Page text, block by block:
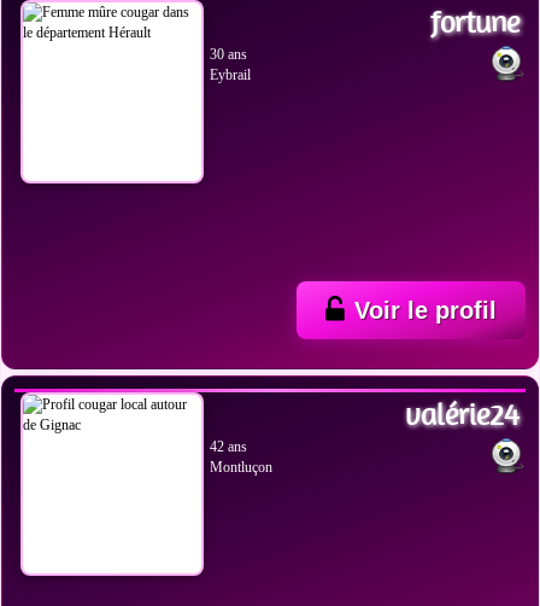
fortune
30 ans
Eybrail
Voir le profil
valérie24
42 ans
Montluçon